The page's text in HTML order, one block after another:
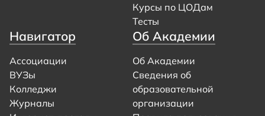
Курсы по ЦОДам
Тесты
Навигатор
Ассоциации
ВУЗы
Колледжи
Журналы
Об Академии
Об Академии
Сведения об
образовательной
организации